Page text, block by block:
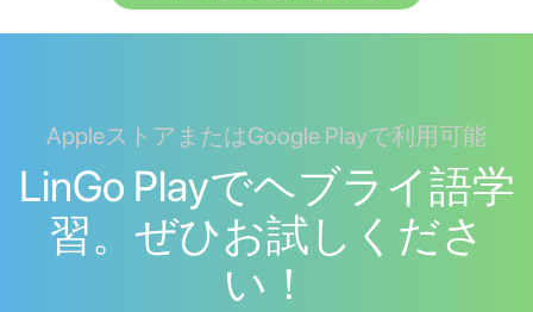
AppleストアまたはGoogle Playで利用可能
LinGo Playでヘブライ語学
習。ぜひお試しくださ
い！